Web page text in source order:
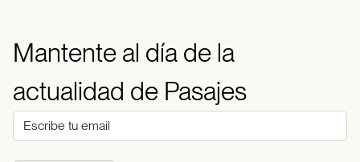
Mantente al día de la
actualidad de Pasajes